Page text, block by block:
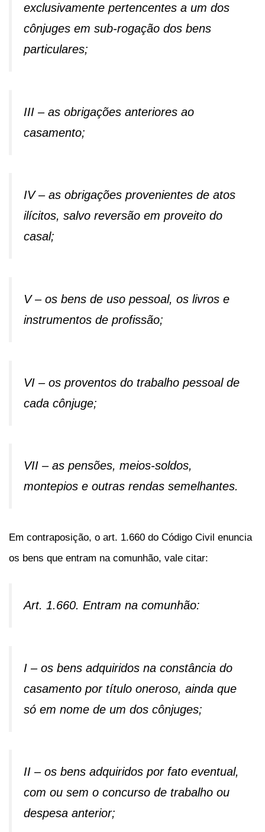
exclusivamente pertencentes a um dos
cônjuges em sub-rogação dos bens
particulares;
III – as obrigações anteriores ao
casamento;
IV – as obrigações provenientes de atos
ilícitos, salvo reversão em proveito do
casal;
V – os bens de uso pessoal, os livros e
instrumentos de profissão;
VI – os proventos do trabalho pessoal de
cada cônjuge;
VII – as pensões, meios-soldos,
montepios e outras rendas semelhantes.
Em contraposição, o art. 1.660 do Código Civil enuncia
os bens que entram na comunhão, vale citar:
Art. 1.660. Entram na comunhão:
I – os bens adquiridos na constância do
casamento por título oneroso, ainda que
só em nome de um dos cônjuges;
II – os bens adquiridos por fato eventual,
com ou sem o concurso de trabalho ou
despesa anterior;